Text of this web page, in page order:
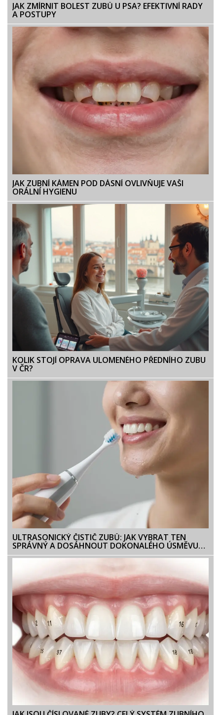
JAK ZMÍRNIT BOLEST ZUBŮ U PSA? EFEKTIVNÍ RADY
A POSTUPY
JAK ZUBNÍ KÁMEN POD DÁSNÍ OVLIVŇUJE VAŠI
ORÁLNÍ HYGIENU
KOLIK STOJÍ OPRAVA ULOMENÉHO PŘEDNÍHO ZUBU
V ČR?
ULTRASONICKÝ ČISTIČ ZUBŮ: JAK VYBRAT TEN
SPRÁVNÝ A DOSÁHNOUT DOKONALÉHO ÚSMĚVU
DOMA